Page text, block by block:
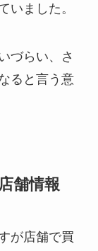
いました。
づらい、さ
ると言う意
舗情報
が店舗で買